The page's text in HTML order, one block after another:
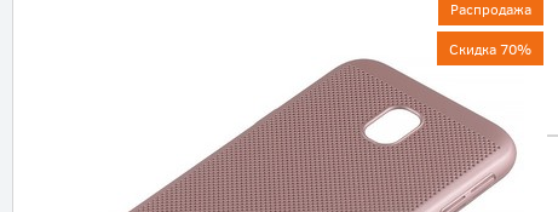
Распродажа
Скидка 70%